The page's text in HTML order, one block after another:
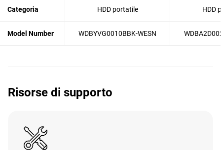
Categoria HDD portatile HDD
Model Number WDBYVG0010BBK-WESN
Risorse di supporto